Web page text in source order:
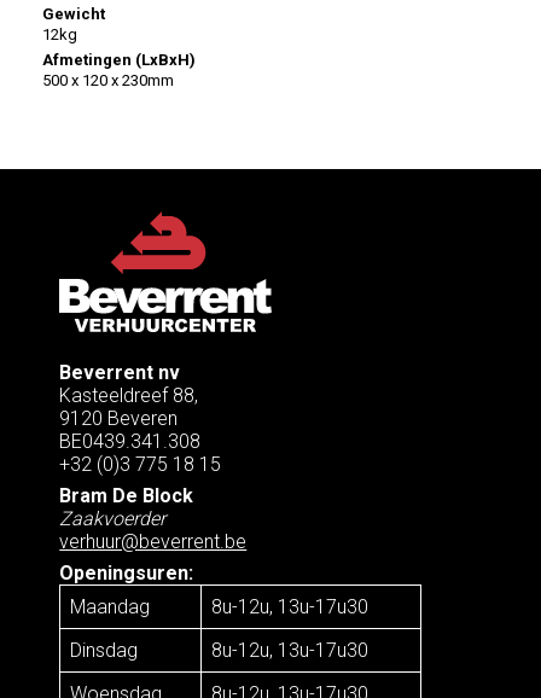
Gewicht
12kg
Afmetingen (LxBxH)
500 x 120 x 230mm
Beverrent nv
Kasteeldreef 88,
9120 Beveren
BE0439.341.308
+32 (0)3 775 18 15
Bram De Block
Zaakvoerder
verhuur@beverrent.be
Openingsuren:
Maandag
8u-12u, 13u-17u30
Dinsdag
8u-12u, 13u-17u30